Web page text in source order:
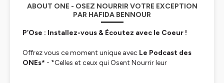
ABOUT ONE - OSEZ NOURRIR VOTRE EXCEPTION
PAR HAFIDA BENNOUR
P’Ose : Installez-vous & Écoutez avec le Coeur !
Offrez vous ce moment unique avec Le Podcast des
ONEs* - *Celles et ceux qui Osent Nourrir leur